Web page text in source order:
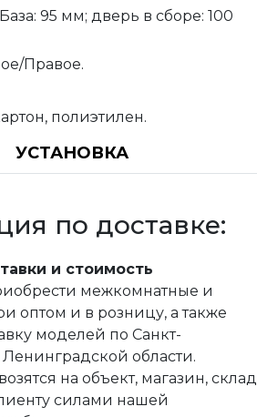
База: 95 мм; дверь в сборе: 100
Правое.
полиэтилен.
УСТАНОВКА
по доставке:
и стоимость
межкомнатные и
оптом и в розницу, а также
моделей по Санкт-
области.
на объект, магазин, склад
силами нашей